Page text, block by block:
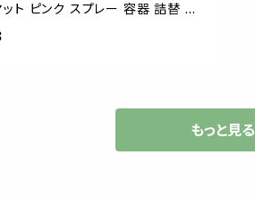
ット ピンク スプレー 容器 詰替 艶
替容器 空容器 スティック ペン型
水 フレグランス 化粧水 美容 ミス
もっと見る